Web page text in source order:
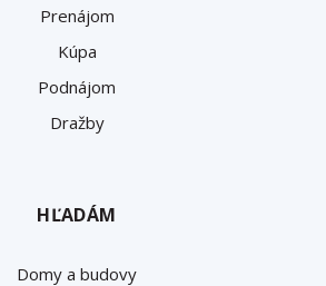
Prenájom
Kúpa
Podnájom
Dražby
HĽADÁM
Domy a budovy